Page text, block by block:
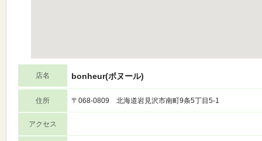
店名 bonheur(ボヌール)
住所 〒068-0809 北海道岩見沢市南町9条5丁目5-1
アクセス